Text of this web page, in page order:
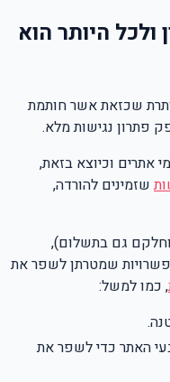
ולכל היותר הוא
שכזאת אשר חותמת
פתרון נגישות מלא.
אתרים וכיוצא בזאת,
שזמינים להורדה,
גם בתשלום),
שמטרתן לשפר את
, כמו למשל:
האתר כדי לשפר את